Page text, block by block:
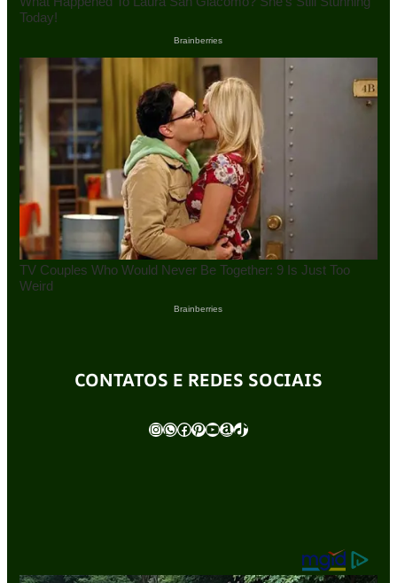
CONTATOS E REDES SOCIAIS
InstagramWhatsApp Facebook Pinterest Youtube Amazon TikTok